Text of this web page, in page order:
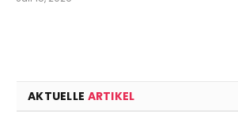
AKTUELLE ARTIKEL